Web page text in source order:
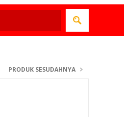
PRODUK SESUDAHNYA